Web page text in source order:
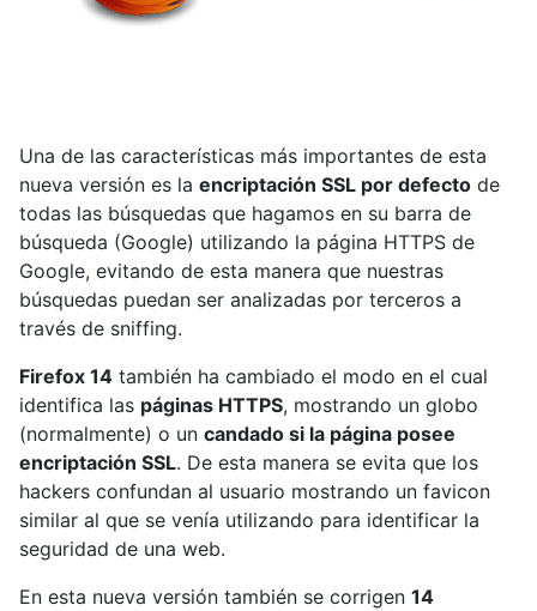
Una de las características más importantes de esta
nueva versión es la encriptación SSL por defecto de
todas las búsquedas que hagamos en su barra de
búsqueda (Google) utilizando la página HTTPS de
Google, evitando de esta manera que nuestras
búsquedas puedan ser analizadas por terceros a
través de sniffing.
Firefox 14 también ha cambiado el modo en el cual
identifica las páginas HTTPS, mostrando un globo
(normalmente) o un candado si la página posee
encriptación SSL. De esta manera se evita que los
hackers confundan al usuario mostrando un favicon
similar al que se venía utilizando para identificar la
seguridad de una web.
En esta nueva versión también se corrigen 14